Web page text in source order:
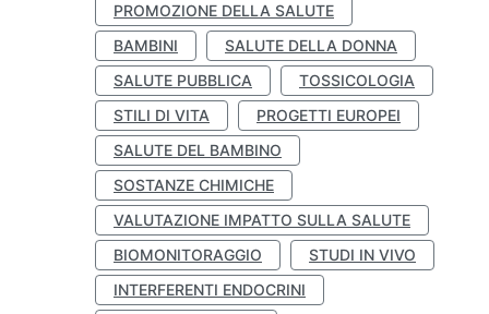
PROMOZIONE DELLA SALUTE
BAMBINI
SALUTE DELLA DONNA
SALUTE PUBBLICA
TOSSICOLOGIA
STILI DI VITA
PROGETTI EUROPEI
SALUTE DEL BAMBINO
SOSTANZE CHIMICHE
VALUTAZIONE IMPATTO SULLA SALUTE
BIOMONITORAGGIO
STUDI IN VIVO
INTERFERENTI ENDOCRINI